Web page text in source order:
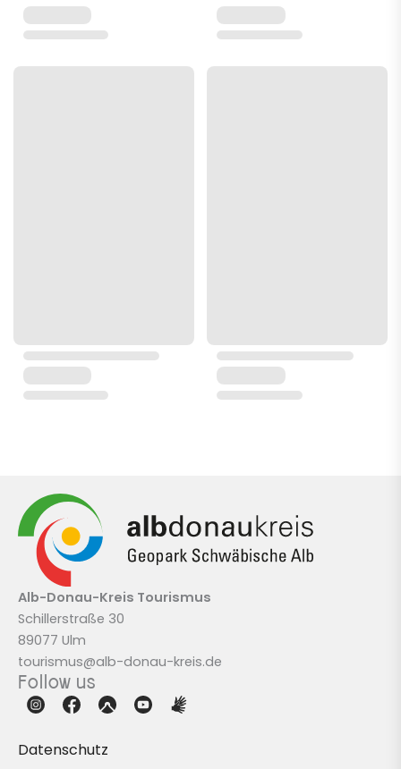
Alb-Donau-Kreis Tourismus
Schillerstraße 30
89077 Ulm
tourismus@alb-donau-kreis.de
Follow us
Datenschutz